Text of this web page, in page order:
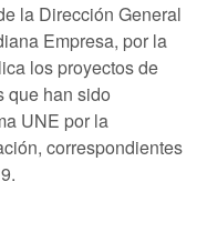
la Dirección General
Empresa, por la
los proyectos de
que han sido
UNE por la
correspondientes